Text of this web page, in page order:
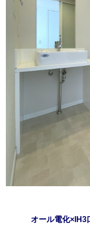
オール電化×IH3